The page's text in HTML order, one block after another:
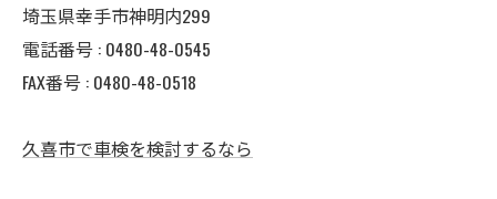
埼玉県幸手市神明内299
電話番号 : 0480-48-0545
FAX番号 : 0480-48-0518
久喜市で車検を検討するなら